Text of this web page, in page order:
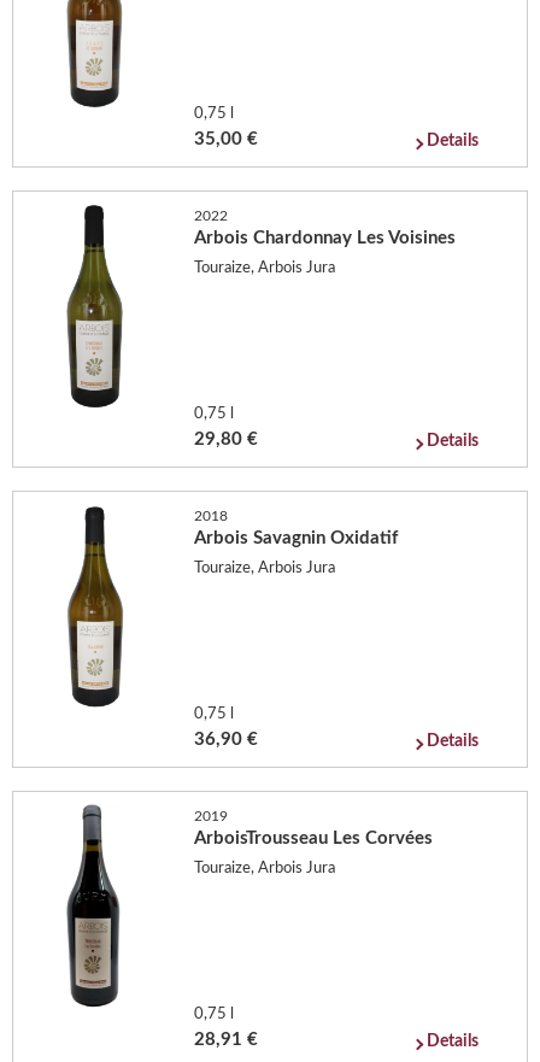
0,75 l
35,00 € Details
2022
Arbois Chardonnay Les Voisines
Touraize, Arbois Jura
0,75 l
29,80 € Details
2018
Arbois Savagnin Oxidatif
Touraize, Arbois Jura
0,75 l
36,90 € Details
2019
ArboisTrousseau Les Corvées
Touraize, Arbois Jura
0,75 l
28,91 € Details